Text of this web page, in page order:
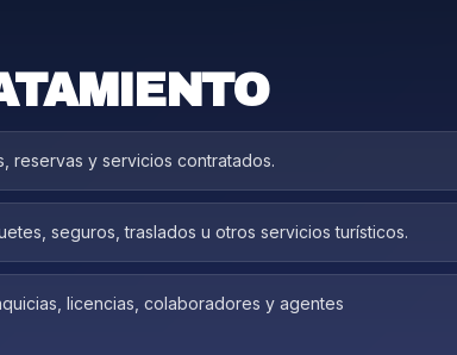
reservas y servicios contratados.
seguros, traslados u otros servicios turísticos.
licencias, colaboradores y agentes